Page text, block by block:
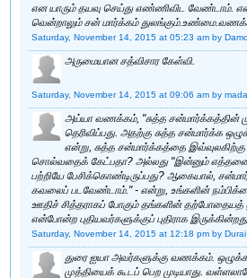
என யாரும் தயவு செய்து எண்ணிவிட வேண்டாம்.
வென்றாலும் சன் மார்க்கம்
Saturday, November 14, 2015 at 05:23 am by
அருமையான சத்விசார கேள்வி.
Saturday, November 14, 2015 at 09:06 am by
அய்யா வணக்கம், "சுத்த சன்மார்க்கத்தின்
தெரிவிப்பது. அதற்கு சுத்த சன்மார்க்க
என்று, சுத்த சன்மார்க்கத்தை
சொல்வதைக் கேட்பதா? அல்லது "இன்னும்
பற்றியே பேசிக்கொண்டிருப்பது? ஆகையால்,
கவலைப் படவேண்டாம்." - என்று, உங்களின்
ஊதிச் சித்தராகப் போகும் தங்களின்
என்போன்ற புதியவர்களுக்குப் புதிராக
Saturday, November 14, 2015 at 12:18 pm by
துரை ஐயா அவர்களுக்கு வணக்கம்.
முத்தியைக் கூடப் பெற முடியாது.